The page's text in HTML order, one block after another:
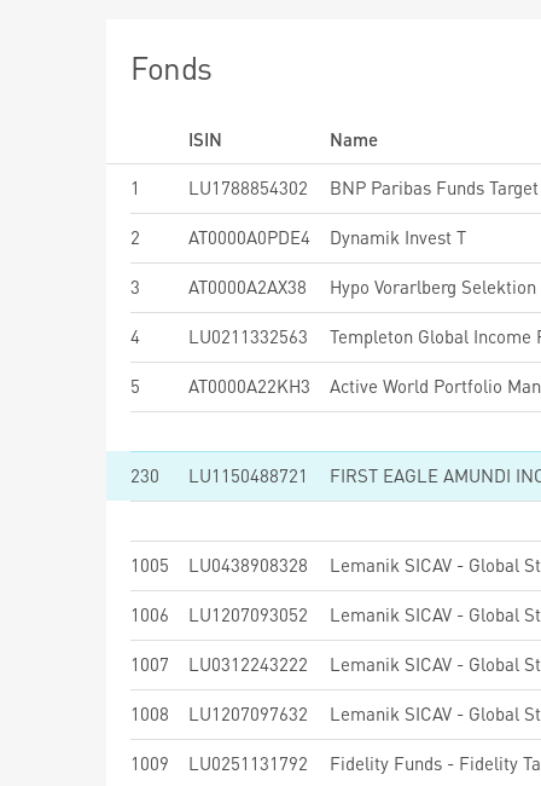
Fonds
ISIN
Name
1
LU1788854302
2 AT0000A0PDE4 Dynamik Invest T
3 AT0000A2AX38 Hypo Vorarlberg
4 LU0211332563 Templeton Global Income
5 AT0000A22KH3 Active World Portfolio
230 LU1150488721 FIRST EAGLE AMUNDI
1005 LU0438908328
1006 LU1207093052
1007 LU0312243222 Lemanik SICAV - Global
1008 LU1207097632
1009 LU0251131792